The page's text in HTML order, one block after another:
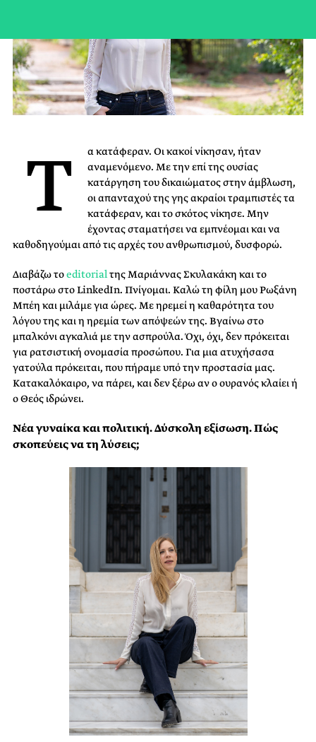
Τ
α κατάφεραν. Οι κακοί νίκησαν, ήταν
αναμενόμενο. Με την επί της ουσίας
κατάργηση του δικαιώματος στην άμβλωση,
οι απανταχού της γης ακραίοι τραμπιστές τα
κατάφεραν, και το σκότος νίκησε. Μην
έχοντας σταματήσει να εμπνέομαι και να
καθοδηγούμαι από τις αρχές του ανθρωπισμού, δυσφορώ.
Διαβάζω τοeditorialτης Μαριάννας Σκυλακάκη και το
ποστάρω στο LinkedIn. Πνίγομαι. Καλώ τη φίλη μου Ρωξάνη
Μπέη και μιλάμε για ώρες. Με ηρεμεί η καθαρότητα του
λόγου της και η ηρεμία των απόψεών της. Βγαίνω στο
μπαλκόνι αγκαλιά με την ασπρούλα. Όχι, όχι, δεν πρόκειται
για ρατσιστική ονομασία προσώπου. Για μια ατυχήσασα
γατούλα πρόκειται, που πήραμε υπό την προστασία μας.
Κατακαλόκαιρο, να πάρει, και δεν ξέρω αν ο ουρανός κλαίει ή
ο Θεός ιδρώνει.
Νέα γυναίκα και πολιτική. Δύσκολη εξίσωση. Πώς
σκοπεύεις να τη λύσεις;